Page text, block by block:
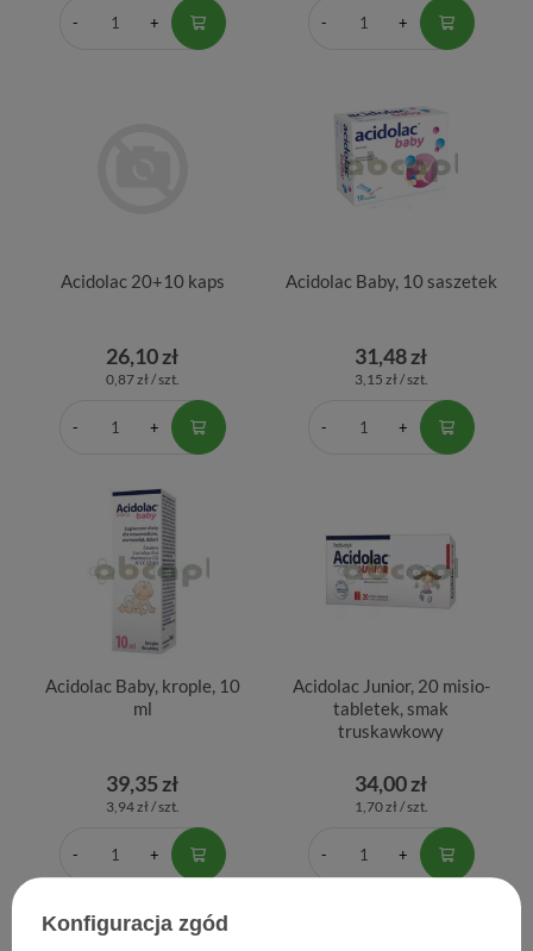
Acidolac 20+10 kaps
26,10 zł
0,87 zł / szt.
Acidolac Baby, 10 saszetek
31,48 zł
3,15 zł / szt.
Acidolac Baby, krople, 10
ml
39,35 zł
3,94 zł / szt.
Acidolac Junior, 20 misio-
tabletek, smak
truskawkowy
34,00 zł
1,70 zł / szt.
Konfiguracja zgód